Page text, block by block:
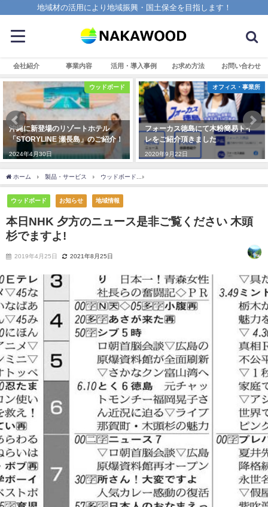
地域材の活用により地域振興・国土保全を目指します！
会社紹介 事業内容 活用・導入事例 お求め方法 お問い合わせ
ウッドボード
沖縄に新登場のリゾートホテル
「STORYLINE 瀬長島」のご紹介！
2024年4月30日
オフィス・事業所
フォーカス徳島にて木粉簡易トイ
レをご紹介頂きました
2020年9月22日
ホーム 製品・サービス ウッドボード
ウッドボード お知らせ 地域情報
本日NHK 夕方のニュース是非ご覧ください️ 木頭
杉でますよ!
2019年4月25日 2021年8月25日